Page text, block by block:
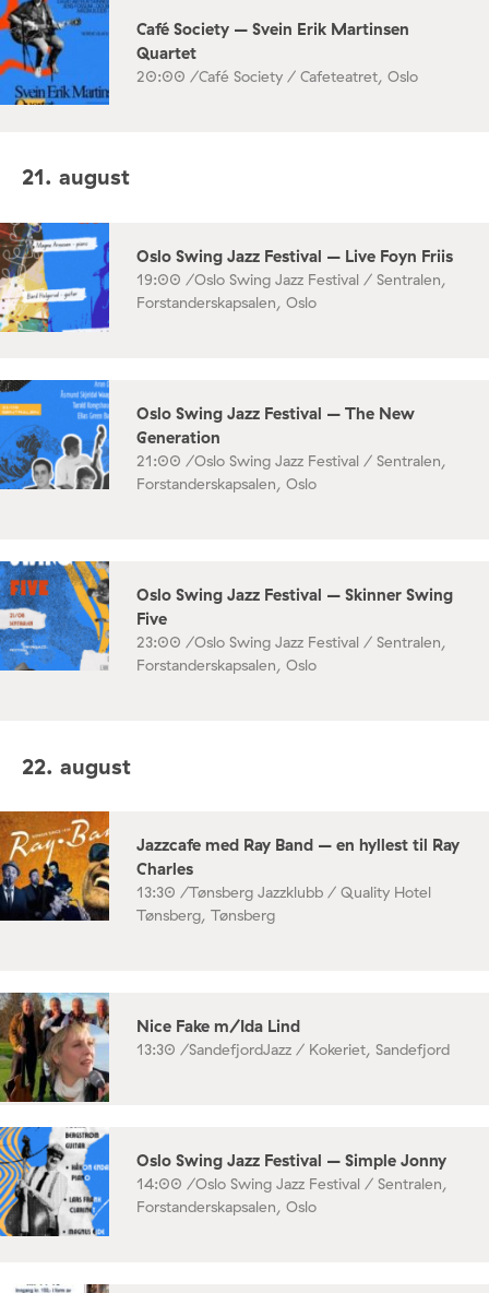
Café Society – Svein Erik Martinsen
Quartet
20:00 /Café Society / Cafeteatret, Oslo
21. august
Oslo Swing Jazz Festival – Live Foyn Friis
19:00 /Oslo Swing Jazz Festival / Sentralen,
Forstanderskapsalen, Oslo
Oslo Swing Jazz Festival – The New
Generation
21:00 /Oslo Swing Jazz Festival / Sentralen,
Forstanderskapsalen, Oslo
Oslo Swing Jazz Festival – Skinner Swing
Five
23:00 /Oslo Swing Jazz Festival / Sentralen,
Forstanderskapsalen, Oslo
22. august
Jazzcafe med Ray Band – en hyllest til Ray
Charles
13:30 /Tønsberg Jazzklubb / Quality Hotel
Tønsberg, Tønsberg
Nice Fake m/Ida Lind
13:30 /SandefjordJazz / Kokeriet, Sandefjord
Oslo Swing Jazz Festival – Simple Jonny
14:00 /Oslo Swing Jazz Festival / Sentralen,
Forstanderskapsalen, Oslo